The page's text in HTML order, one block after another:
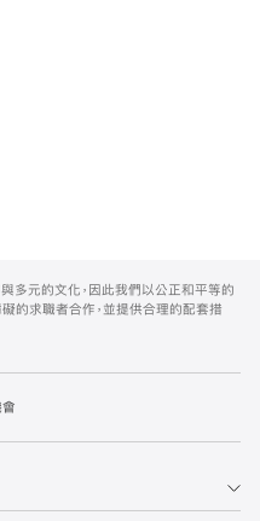
多元的文化，因此我們以公正和平等的
的求職者合作，並提供合理的配套措